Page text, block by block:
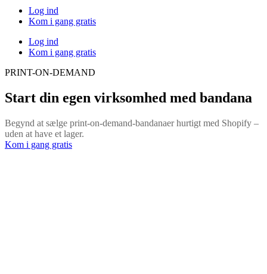
Log ind
Kom i gang gratis
Log ind
Kom i gang gratis
PRINT-ON-DEMAND
Start din egen virksomhed med bandana
Begynd at sælge print-on-demand-bandanaer hurtigt med Shopify –
uden at have et lager.
Kom i gang gratis